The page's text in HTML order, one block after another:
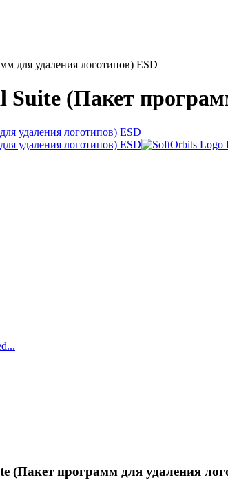
для удаления логотипов) ESD
(Пакет
(Пакет программ для удаления